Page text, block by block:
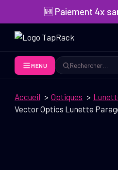
contenu
🆕 Paiement 4x
MENU
Rechercher
Accueil Optiques
Vector Optics Lunette